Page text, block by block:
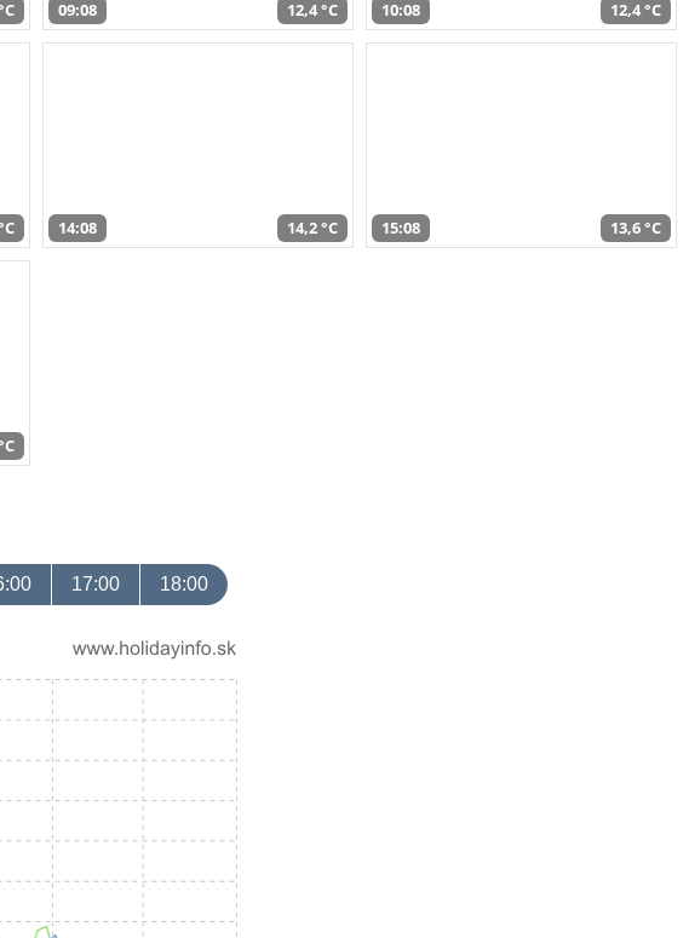
09:08 12,4 °C 10:08 12,4 °C
14:08 14,2 °C 15:08 13,6 °C
17:00 18:00